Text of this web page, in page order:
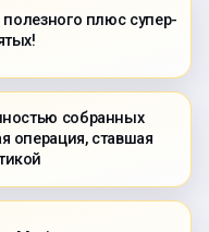
полезного плюс супер-
собранных
операция, ставшая